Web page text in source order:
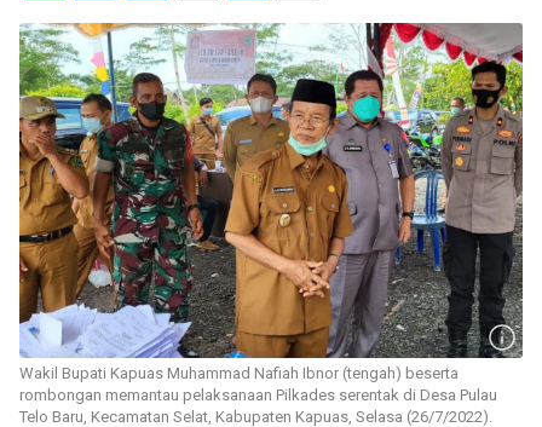
Wakil Bupati Kapuas Muhammad Nafiah Ibnor (tengah) beserta
rombongan memantau pelaksanaan Pilkades serentak di Desa Pulau
Telo Baru, Kecamatan Selat, Kabupaten Kapuas, Selasa (26/7/2022).